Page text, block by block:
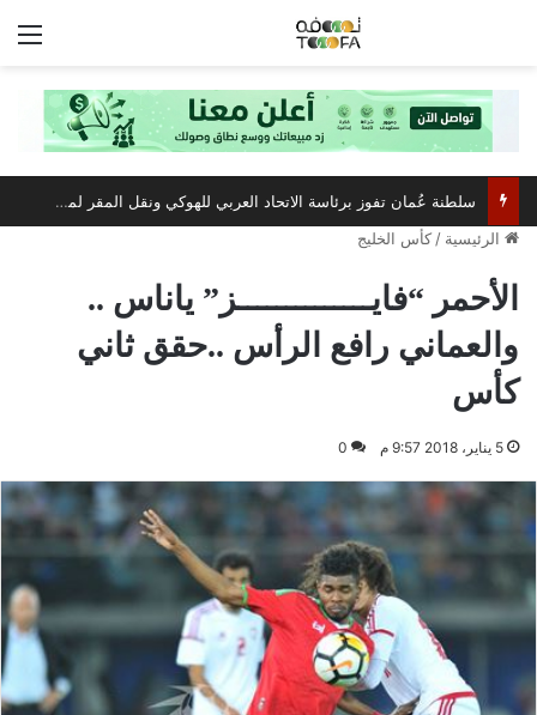
الرئيسية / كأس الخليج
الأحمر “فايــــــــــــــز” ياناس ..
والعماني رافع الرأس ..حقق ثاني
كأس
5 يناير، 2018 9:57 م 0